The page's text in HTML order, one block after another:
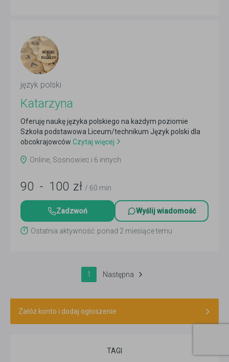
język polski
Katarzyna
Oferuję naukę języka polskiego na każdym poziomie
Szkoła podstawowa Liceum/technikum Język polski dla
obcokrajowców Czytaj więcej
Online, Sosnowiec i 6 innych
90 - 100 zł / 60 min
Zadzwoń Wyślij wiadomość
Ostatnia aktywność: ponad 2 miesiące temu
1 Następna
Załóż konto i dodaj ogłoszenie
TAGI